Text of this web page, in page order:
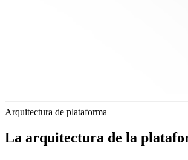
Arquitectura de plataforma
La arquitectura de la